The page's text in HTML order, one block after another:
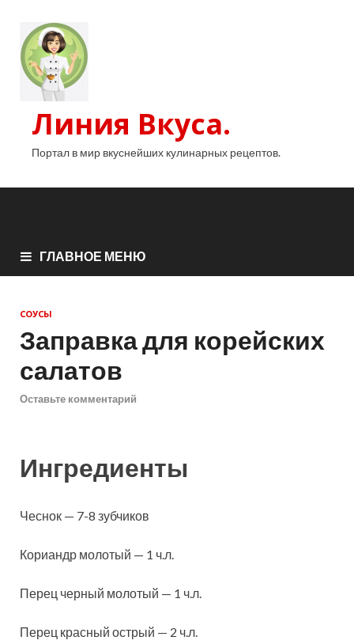
Линия Вкуса.
Портал в мир вкуснейших кулинарных рецептов.
ГЛАВНОЕ МЕНЮ
СОУСЫ
Заправка для корейских
салатов
Оставьте комментарий
Ингредиенты
Чеснок — 7-8 зубчиков
Кориандр молотый — 1 ч.л.
Перец черный молотый — 1 ч.л.
Перец красный острый — 2 ч.л.